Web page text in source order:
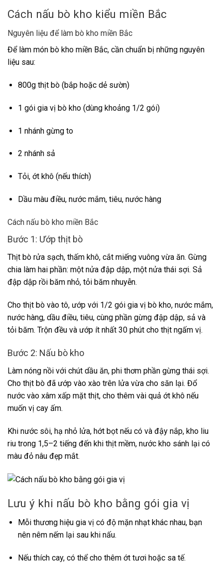
Cách nấu bò kho kiểu miền Bắc
Nguyên liệu để làm bò kho miền Bắc
Để làm món bò kho miền Bắc, cần chuẩn bị những nguyên
liệu sau:
800g thịt bò (bắp hoặc dẻ sườn)
1 gói gia vị bò kho (dùng khoảng 1/2 gói)
1 nhánh gừng to
2 nhánh sả
Tỏi, ớt khô (nếu thích)
Dầu màu điều, nước mắm, tiêu, nước hàng
Cách nấu bò kho miền Bắc
Bước 1: Ướp thịt bò
Thịt bò rửa sạch, thấm khô, cắt miếng vuông vừa ăn. Gừng
chia làm hai phần: một nửa đập dập, một nửa thái sợi. Sả
đập dập rồi băm nhỏ, tỏi băm nhuyễn.
Cho thịt bò vào tô, ướp với 1/2 gói gia vị bò kho, nước mắm,
nước hàng, dầu điều, tiêu, cùng phần gừng đập dập, sả và
tỏi băm. Trộn đều và ướp ít nhất 30 phút cho thịt ngấm vị.
Bước 2: Nấu bò kho
Làm nóng nồi với chút dầu ăn, phi thơm phần gừng thái sợi.
Cho thịt bò đã ướp vào xào trên lửa vừa cho săn lại. Đổ
nước vào xâm xấp mặt thịt, cho thêm vài quả ớt khô nếu
muốn vị cay ấm.
Khi nước sôi, hạ nhỏ lửa, hớt bọt nếu có và đậy nắp, kho liu
riu trong 1,5–2 tiếng đến khi thịt mềm, nước kho sánh lại có
màu đỏ nâu đẹp mắt.
Lưu ý khi nấu bò kho bằng gói gia vị
Mỗi thương hiệu gia vị có độ mặn nhạt khác nhau, bạn
nên nêm nếm lại sau khi nấu.
Nếu thích cay, có thể cho thêm ớt tươi hoặc sa tế.